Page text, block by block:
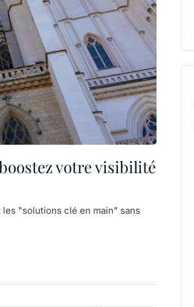
votre visibilité
"solutions clé en main" sans